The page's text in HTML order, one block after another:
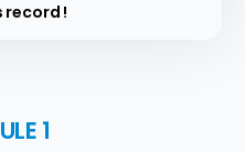
record !
1